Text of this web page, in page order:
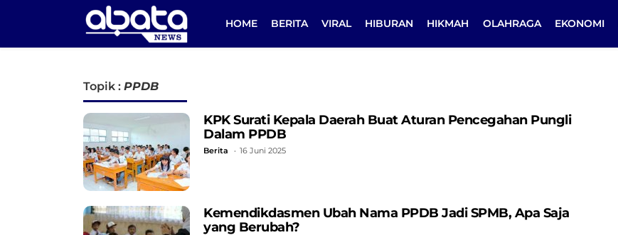
HOME BERITA VIRAL HIBURAN HIKMAH OLAHRAGA EKONOMI
Topik : PPDB
KPK Surati Kepala Daerah Buat Aturan Pencegahan Pungli
Dalam PPDB
Berita 16 Juni 2025
Kemendikdasmen Ubah Nama PPDB Jadi SPMB, Apa Saja
yang Berubah?